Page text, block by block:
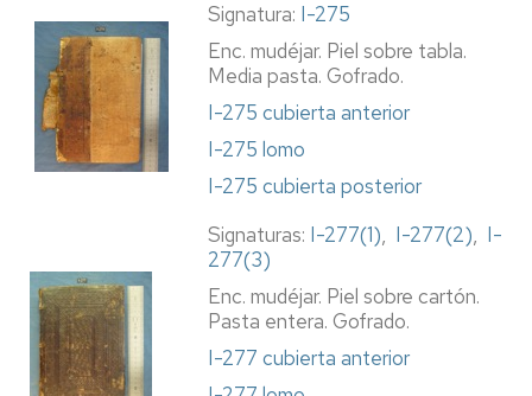
Signatura: I-275
Enc. mudéjar. Piel sobre tabla.
Media pasta. Gofrado.
I-275 cubierta anterior
I-275 lomo
I-275 cubierta posterior
Signaturas: I-277(1), I-277(2), I-
277(3)
Enc. mudéjar. Piel sobre cartón.
Pasta entera. Gofrado.
I-277 cubierta anterior